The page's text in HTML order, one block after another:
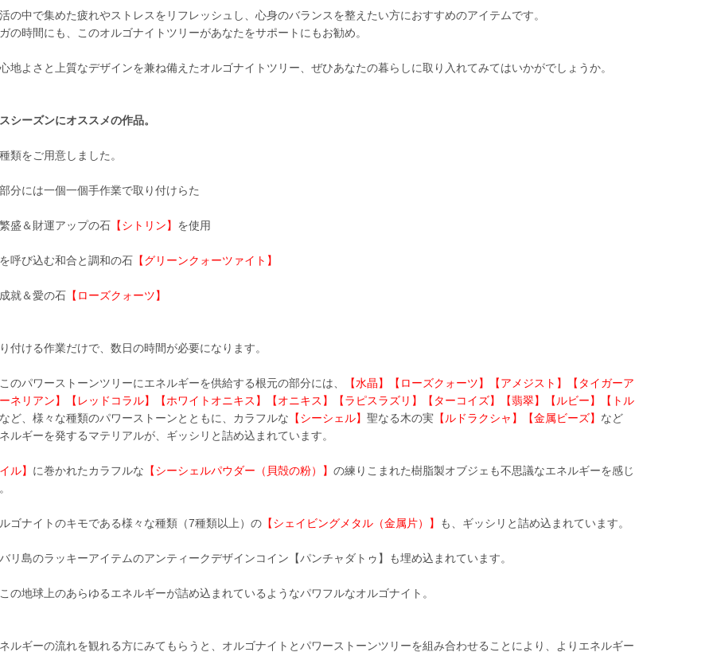
の中で集めた疲れやストレスをリフレッシュし、心身のバランスを整えたい方におすすめのアイテムです。
の時間にも、このオルゴナイトツリーがあなたをサポートにもお勧め。
地よさと上質なデザインを兼ね備えたオルゴナイトツリー、ぜひあなたの暮らしに取り入れてみてはいかがでしょうか。
シーズンにオススメの作品。
類をご用意しました。
分には一個一個手作業で取り付けらた
盛＆財運アップの石 【シトリン】 を使用
呼び込む和合と調和の石 【グリーンクォーツァイト】
就＆愛の石 【ローズクォーツ】
付ける作業だけで、数日の時間が必要になります。
のパワーストーンツリーにエネルギーを供給する根元の部分には、
【水晶】【ローズクォーツ】【アメジスト】【タイガーア
ネリアン】【レッドコラル】【ホワイトオニキス】【オニキス】【ラピスラズリ】【ターコイズ】【翡翠】【ルビー】【トル
など、様々な種類のパワーストーンとともに、カラフルな 【シーシェル】聖なる木の実 【ルドラクシャ】【金属ビーズ】 など
ルギーを発するマテリアルが、ギッシリと詰め込まれています。
ル】 に巻かれたカラフルな 【シーシェルパウダー（貝殻の粉）】の練りこまれた樹脂製オブジェも不思議なエネルギーを感じ
ゴナイトのキモである様々な種類（7種類以上）の 【シェイビングメタル（金属片）】 も、ギッシリと詰め込まれています。
リ島のラッキーアイテムのアンティークデザインコイン【パンチャダトゥ】も埋め込まれています。
の地球上のあらゆるエネルギーが詰め込まれているようなパワフルなオルゴナイト。
ルギーの流れを観れる方にみてもらうと、オルゴナイトとパワーストーンツリーを組み合わせることにより、よりエネルギー